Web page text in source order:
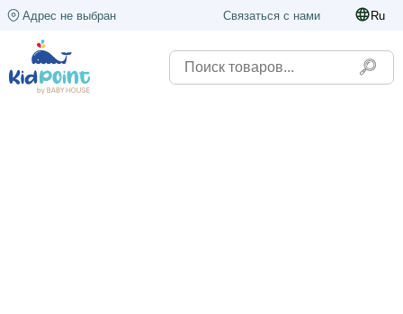
Адрес не выбран Связаться с нами Ru